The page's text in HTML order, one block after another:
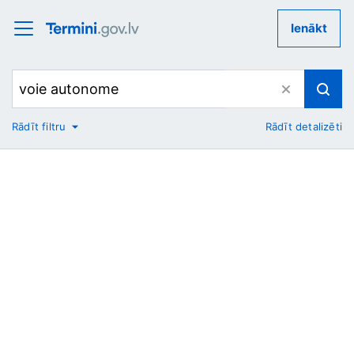
Ienākt
No
Rādīt filtru Rādīt detalizēti